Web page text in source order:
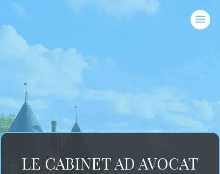
LE CABINET AD AVOCAT